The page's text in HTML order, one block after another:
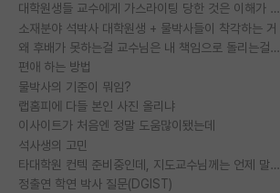
대학원생들 교수에게 가스라이팅 당한 것은 이해가 갑니다. 안타깝네요.
소재분야 석박사 대학원생 + 물박사들이 착각하는 거
왜 후배가 못하는걸 교수님은 내 책임으로 돌리는걸까요?
편애 하는 방법
물박사의 기준이 뭐임?
랩홈피에 다들 본인 사진 올리냐
이사이트가 처음엔 정말 도움많이됐는데
석사생의 고민
타대학원 컨텍 준비중인데, 지도교수님께는 언제 말씀드려야 할까요?
정출연 학연 박사 질문(DGIST)